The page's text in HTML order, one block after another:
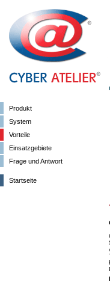
Produkt
System
Vorteile
Einsatzgebiete
Frage und Antwort
Startseite